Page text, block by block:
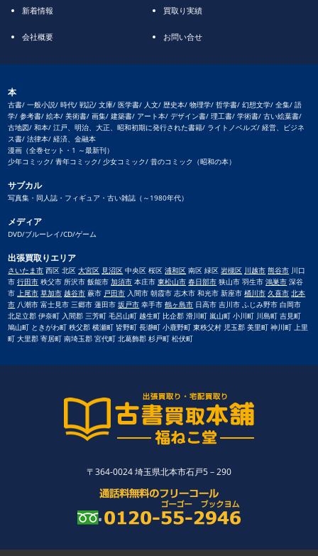
新着情報 買取り実績
会社概要 お問い合せ
本
古書/ 一般小説/ 時代/ 戦記/ 文庫/ 医学書/ 人文/ 歴史本/ 物理学/ 哲学書/ 幻想文学/ 全集/ 語
学/ 参考書/ 絵本/ 美術書/ 画集/ 建築書/ アート本/ デザイン書/ 理工書/ 学術書/ 古い絵葉書/
古地図/ 和本/ 江戸、明治、大正、昭和初期に発行された書籍/ ライトノベルズ/ 経営、ビジネ
ス書/ 法律本/ 経済、金融本
漫画（全巻セット・1 ～最新刊）
少年コミック/ 青年コミック/ 少女コミック/ 昔のコミック（昭和の本）
サブカル
写真集・同人誌・フィギュア・古い雑誌（～1980年代）
メディア
DVD/ブルーレイ/CD/ゲーム
出張買取りエリア
さいたま市 西区 北区大宮区 見沼区 中央区 桜区浦和区 南区 緑区岩槻区 川越市 熊谷市 川口
市行田市 秩父市 所沢市 飯能市加須市 本庄市東松山市 春日部市 狭山市 羽生市鴻巣市 深谷
市上尾市 草加市 越谷市 蕨市 戸田市 入間市 朝霞市 志木市 和光市 新座市桶川市 久喜市 北本
市 八潮市 富士見市 三郷市 蓮田市坂戸市 幸手市鶴ヶ島市 日高市 吉川市 ふじみ野市 白岡市
北足立郡 伊奈町 入間郡 三芳町 毛呂山町 越生町 比企郡 滑川町 嵐山町 小川町 川島町 吉見町
鳩山町 ときがわ町 秩父郡 横瀬町 皆野町 長瀞町 小鹿野町 東秩父村 児玉郡 美里町 神川町 上里
町 大里郡 寄居町 南埼玉郡 宮代町 北葛飾郡 杉戸町 松伏町
〒364-0024 埼玉県北本市石戸5－290